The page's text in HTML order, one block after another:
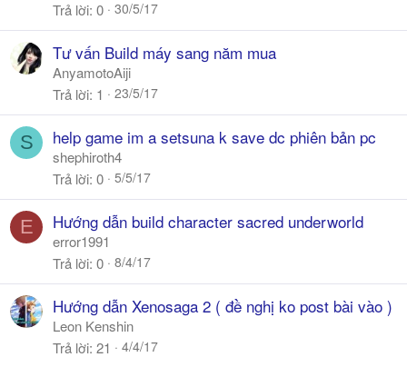
Trả lời 0 30/5/17
Tư vấn Build máy sang năm mua
AnyamotoAiji
Trả lời 1 23/5/17
S help game im a setsuna k save dc phiên bản pc
shephiroth4
Trả lời 0 5/5/17
E Hướng dẫn build character sacred underworld
error1991
Trả lời 0 8/4/17
Hướng dẫn Xenosaga 2 ( đề nghị ko post bài vào )
Leon Kenshin
Trả lời 21 4/4/17